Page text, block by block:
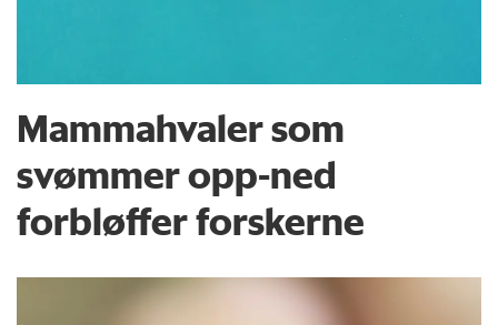
Mammahvaler som
svømmer opp-ned
forbløffer forskerne